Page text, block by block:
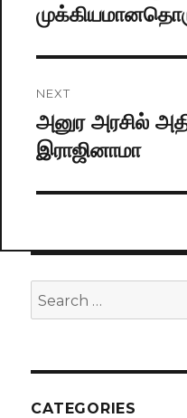
post:
NEXT
Next
post:
அனுர அரசில்
இராஜினாமா
Search
for:
CATEGORIES